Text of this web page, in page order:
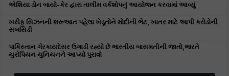
એશિયા ડોન બાયો-કેર દ્વારા તાલીમ વર્કશોપનું આયોજન કરવામાં આવ્યું
ખરીફ સિઝનની શરૂઆત પહેલા ખેડૂતોને મોદીની ભેટ, ખાતર માટે આપી કરોડોની
સબસિડી
પાકિસ્તાન ગેરકાયદેસર ઉગાડી રહ્યો છે ભારતીય બાસમતીની જાતો,ભારતે
યુરોપિયન યુનિયનને આપ્યો પુરાવો